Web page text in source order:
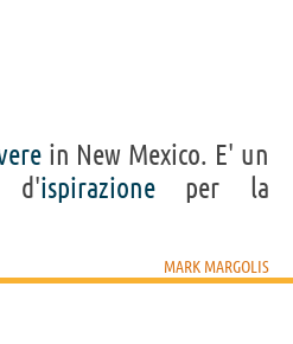
in New Mexico. E' un
d'ispirazioneper la
MARK MARGOLIS